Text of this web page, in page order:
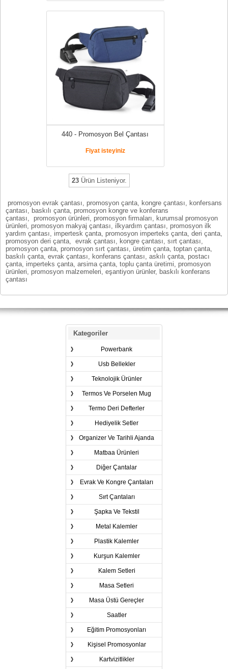
440 - Promosyon Bel Çantası
Fiyat isteyiniz
23 Ürün Listeniyor.
promosyon evrak çantası, promosyon çanta, kongre çantası, konfersans
çantası, baskılı çanta, promosyon kongre ve konferans
çantası, promosyon ürünleri, promosyon firmaları, kurumsal promosyon
ürünleri, promosyon makyaj çantası, ilkyardım çantası, promosyon ilk
yardım çantası, impertesk çanta, promosyon imperteks çanta, deri çanta,
promosyon deri çanta, evrak çantası, kongre çantası, sırt çantası,
promosyon çanta, promosyon sırt çantası, üretim çanta, toptan çanta,
baskılı çanta, evrak çantası, konferans çantası, askılı çanta, postacı
çanta, imperteks çanta, arsima çanta, toplu çanta üretimi, promosyon
ürünleri, promosyon malzemeleri, eşantiyon ürünler, baskılı konferans
çantası
Kategoriler
Powerbank
Usb Bellekler
Teknolojik Ürünler
Termos Ve Porselen Mug
Termo Deri Defterler
Hediyelik Setler
Organizer Ve Tarihli Ajanda
Matbaa Ürünleri
Diğer Çantalar
Evrak Ve Kongre Çantaları
Sırt Çantaları
Şapka Ve Tekstil
Metal Kalemler
Plastik Kalemler
Kurşun Kalemler
Kalem Setleri
Masa Setleri
Masa Üstü Gereçler
Saatler
Eğitim Promosyonları
Kişisel Promosyonlar
Kartvizitlikler